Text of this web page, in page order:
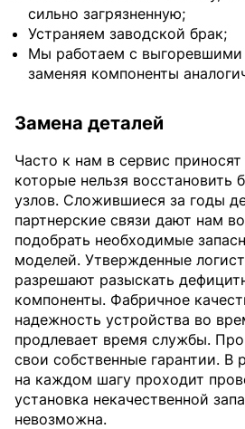
сильно загрязненную;
Устраняем заводской брак;
Мы работаем с выгоревшими
заменяя компоненты
Замена деталей
Часто к нам в сервис приносят
которые нельзя восстановить
узлов. Сложившиеся за годы
партнерские связи дают нам
подобрать необходимые
моделей. Утвержденные
разрешают разыскать
компоненты. Фабричное
надежность устройства во
продлевает время службы.
свои собственные гарантии. В
на каждом шагу проходит
установка некачественной
невозможна.